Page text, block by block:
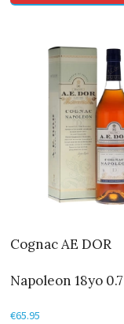
Cognac AE DOR
Napoleon 18yo
€65.95